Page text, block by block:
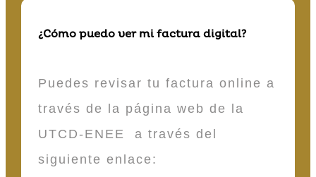
¿Cómo puedo ver mi factura digital?
Puedes revisar tu factura online a
través de la página web de la
UTCD-ENEE a través del
siguiente enlace: